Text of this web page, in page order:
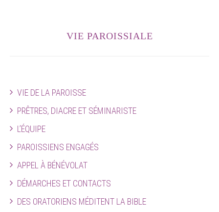
VIE PAROISSIALE
VIE DE LA PAROISSE
PRÊTRES, DIACRE ET SÉMINARISTE
L’ÉQUIPE
PAROISSIENS ENGAGÉS
APPEL À BÉNÉVOLAT
DÉMARCHES ET CONTACTS
DES ORATORIENS MÉDITENT LA BIBLE